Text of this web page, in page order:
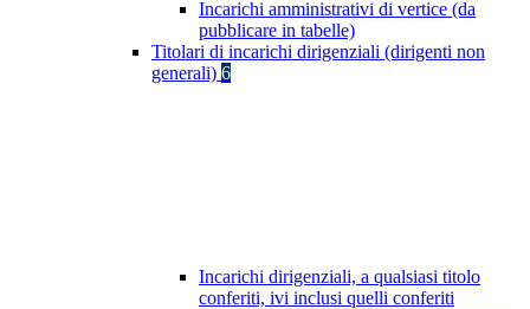
Incarichi amministrativi di vertice (da
pubblicare in tabelle)
Titolari di incarichi dirigenziali (dirigenti non
generali) 6
Incarichi dirigenziali, a qualsiasi titolo
conferiti, ivi inclusi quelli conferiti